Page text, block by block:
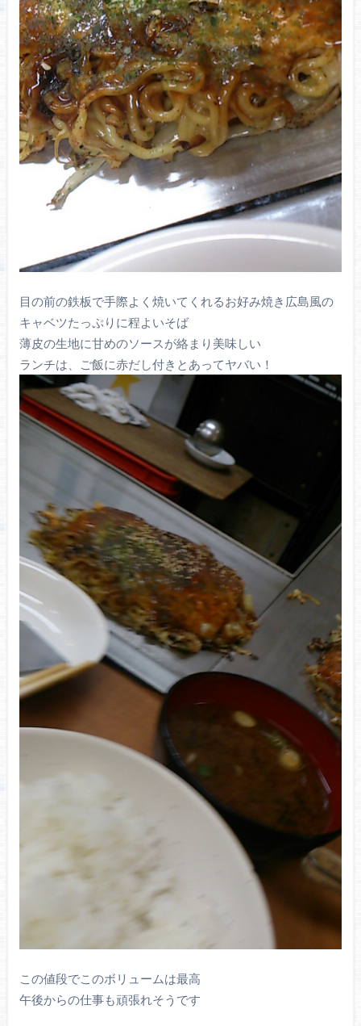
目の前の鉄板で手際よく焼いてくれるお好み焼き広島風の
キャベツたっぷりに程よいそば
薄皮の生地に甘めのソースが絡まり美味しい
ランチは、ご飯に赤だし付きとあってヤバい！
この値段でこのボリュームは最高
午後からの仕事も頑張れそうです